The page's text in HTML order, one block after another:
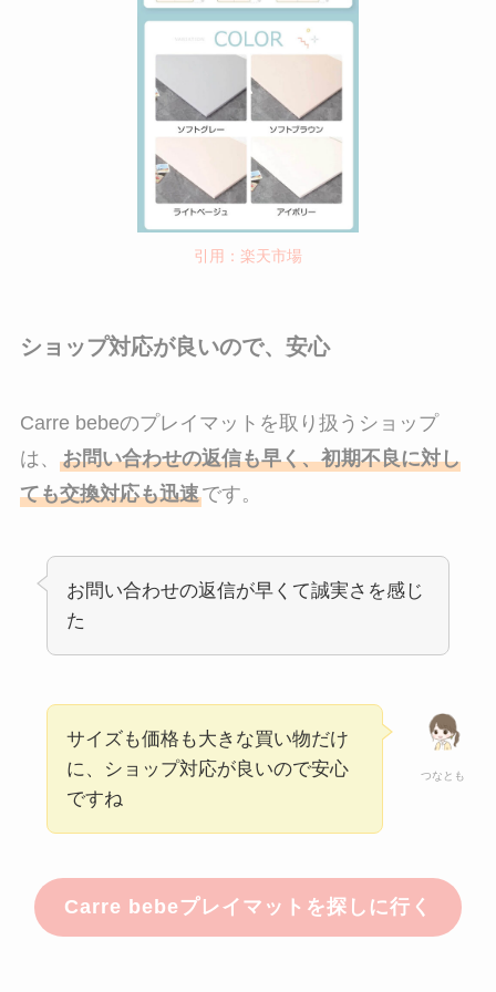
引用：楽天市場
ショップ対応が良いので、安心
Carre bebeのプレイマットを取り扱うショップ
は、 お問い合わせの返信も早く、初期不良に対し
ても交換対応も迅速です。
お問い合わせの返信が早くて誠実さを感じ
た
つなとも
サイズも価格も大きな買い物だけ
に、ショップ対応が良いので安心
ですね
Carre bebeプレイマットを探しに行く